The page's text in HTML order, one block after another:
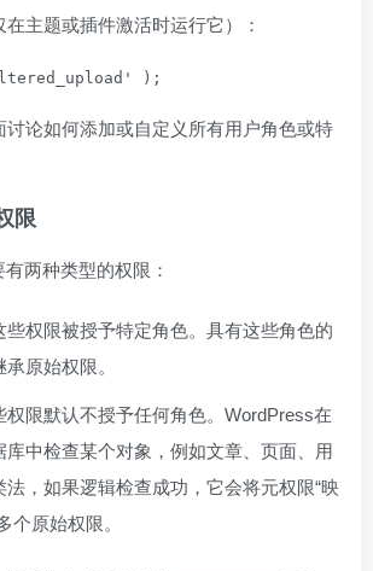
在主题或插件激活时运行它）：
);
讨论如何添加或自定义所有用户角色或特
限
两种类型的权限：
些权限被授予特定角色。具有这些角色的
原始权限。
权限默认不授予任何角色。WordPress在
库中检查某个对象，例如文章、页面、用
法，如果逻辑检查成功，它会将元权限“映
个原始权限。